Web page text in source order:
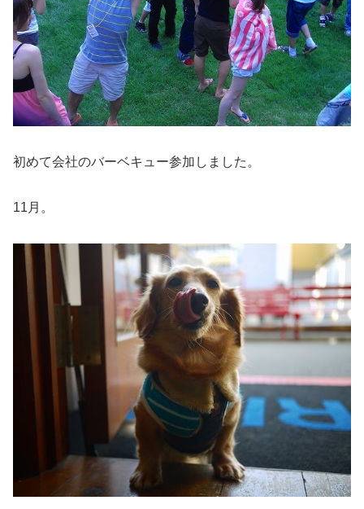
初めて会社のバーベキュー参加しました。
11月。